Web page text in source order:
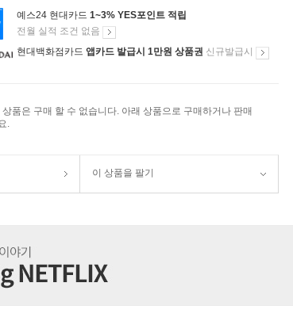
예스24 현대카드 1~3% YES포인트 적립
전월 실적 조건 없음
현대백화점카드 앱카드 발급시 1만원 상품권 신규발급시
상품은 구매 할 수 없습니다. 아래 상품으로 구매하거나 판매
.
이 상품을 팔기